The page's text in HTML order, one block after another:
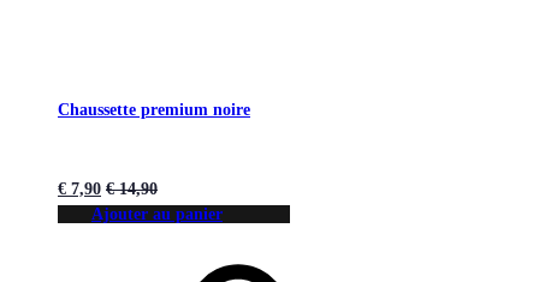
Chaussette premium noire
€ 7,90 €14,90
Ajouter au panier